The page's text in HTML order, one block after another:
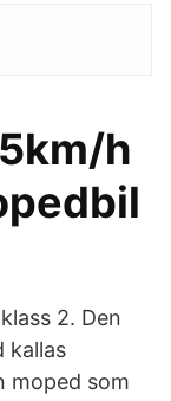
h
2. Den
kallas
moped som